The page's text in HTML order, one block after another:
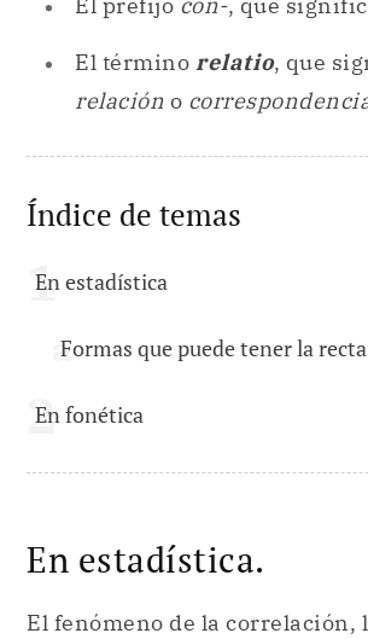
El prefijo con-, que
El término relatio, que
relación o
Índice de temas
En estadística
Formas que puede tener la recta
En fonética
En estadística.
El fenómeno de la correlación,